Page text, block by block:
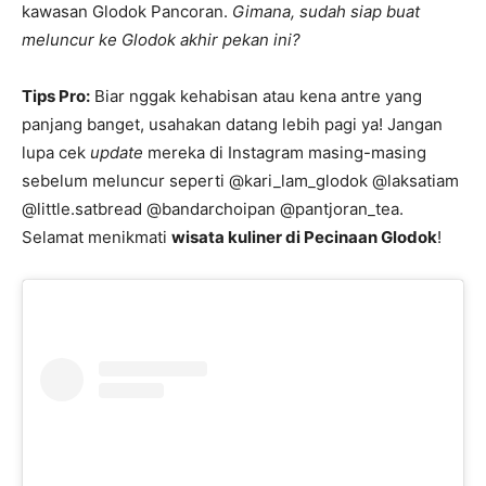
kawasan Glodok Pancoran. Gimana, sudah siap buat
meluncur ke Glodok akhir pekan ini?
Tips Pro: Biar nggak kehabisan atau kena antre yang
panjang banget, usahakan datang lebih pagi ya! Jangan
lupa cek update mereka di Instagram masing-masing
sebelum meluncur seperti @kari_lam_glodok @laksatiam
@little.satbread @bandarchoipan @pantjoran_tea.
Selamat menikmati wisata kuliner di Pecinaan Glodok!